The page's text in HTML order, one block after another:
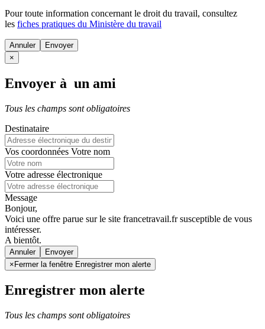
Pour toute information concernant le droit du travail, consultez
les fiches pratiques du Ministère du travail
Annuler
×
Envoyer à un ami
Tous les champs sont obligatoires
Destinataire
Vos coordonnées Votre nom
Votre adresse électronique
Message
Bonjour,
Voici une offre parue sur le site francetravail.fr susceptible de vous
intéresser.
A bientôt.
Annuler
× Fermer la fenêtre Enregistrer mon alerte
Enregistrer mon alerte
Tous les champs sont obligatoires